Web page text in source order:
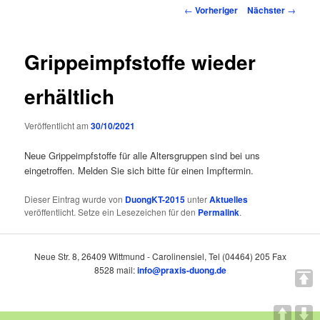
Beitragsnavigation
← Vorheriger Nächster →
Grippeimpfstoffe wieder
erhältlich
Veröffentlicht am30/10/2021
Neue Grippeimpfstoffe für alle Altersgruppen sind bei uns
eingetroffen. Melden Sie sich bitte für einen Impftermin.
Dieser Eintrag wurde von DuongKT-2015unterAktuelles
veröffentlicht. Setze ein Lesezeichen für den Permalink.
Neue Str. 8, 26409 Wittmund - Carolinensiel, Tel (04464) 205 Fax
8528 mail:info@praxis-duong.de